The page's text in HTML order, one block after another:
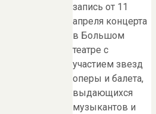
запись от 11
апреля концерта
в Большом
театре с
участием звезд
оперы и балета,
выдающихся
музыкантов и